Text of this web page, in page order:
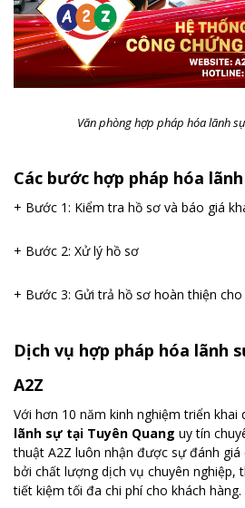
Văn phòng hợp pháp hóa lãnh
Các bước hợp pháp hóa
+ Bước 1: Kiểm tra hồ sơ và báo giá
+ Bước 2: Xử lý hồ sơ
+ Bước 3: Gửi trả hồ sơ hoàn thiện
Dịch vụ hợp pháp hóa lãnh
A2Z
Với hơn 10 năm kinh nghiệm triển khai
lãnh sự tại Tuyên Quang uy tín
thuật A2Z luôn nhận được sự đánh
bởi chất lượng dịch vụ chuyên nghiệp,
tiết kiệm tối đa chi phí cho khách hàng.